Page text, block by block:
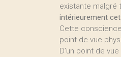
existante malgré
intérieurement
Cette
point de vue
D’un point de